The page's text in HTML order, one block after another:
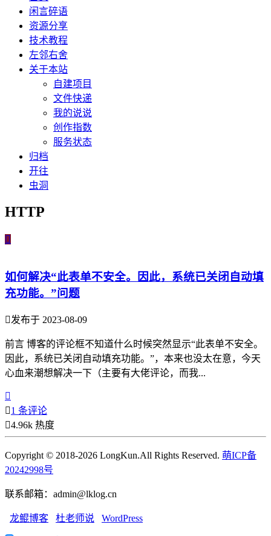
闲言碎语
资源分享
技术教程
左邻右舍
关于本站
自建项目
文件快递
我的说说
创作指数
服务状态
归档
开往
虫洞
HTTP

如何解决“此表单不安全。因此，系统已关闭自动填
充功能。”问题
发布于 2023-08-09
前言 博客的评论框不知道什么时候突然显示“此表单不安全。
因此，系统已关闭自动填充功能。”，本来也没太在意，今天
心血来潮想解决一下（主要有大佬评论，而我...

1 条评论
4.96k 热度
Copyright © 2018-2026 LongKun.All Rights Reserved. 萌ICP备
20242998号
联系邮箱：admin@lklog.cn
龙鲲博客 杜老师说 WordPress